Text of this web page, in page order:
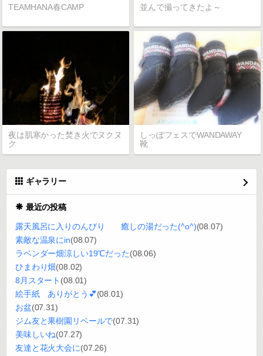
TEAMHANA春CAMP 並んで撮ってきたよ～
夜は肌寒かった焚き火でヌクヌ
ク
しっぽフェスでWANDAWAY
靴
ギャラリー
最近の投稿
露天風呂に入りのんびり 癒しの湯だった(^o^)(08.07)
素敵な温泉にin(08.07)
ラベンダー畑涼しい19℃だった(08.06)
ひまわり畑(08.02)
8月スタート (08.01)
絵手紙 ありがとう💕(08.01)
お盆(07.31)
ジム友と果樹園リベールで(07.31)
美味しいね(07.27)
友達と花火大会に(07.26)